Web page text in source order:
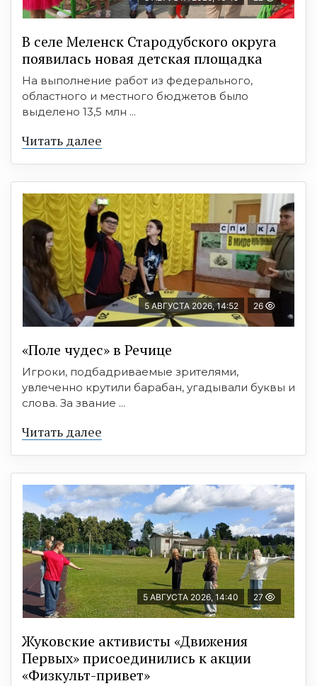
В селе Меленск Стародубского округа
появилась новая детская площадка
На выполнение работ из федерального,
областного и местного бюджетов было
выделено 13,5 млн ...
Читать далее
5 АВГУСТА 2026, 14:52 26
«Поле чудес» в Речице
Игроки, подбадриваемые зрителями,
увлеченно крутили барабан, угадывали буквы и
слова. За звание ...
Читать далее
5 АВГУСТА 2026, 14:40 27
Жуковские активисты «Движения
Первых» присоединились к акции
«Физкульт-привет»